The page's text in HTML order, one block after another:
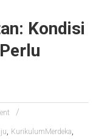
Kondisi
, KurikulumMerdeka,